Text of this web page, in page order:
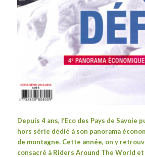
Depuis 4 ans, l’Eco des Pays de Savoie
hors série dédié à son panorama
de montagne. Cette année, on y
consacré à Riders Around The World et